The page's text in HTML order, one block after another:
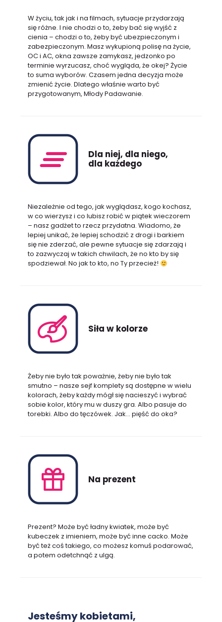
W życiu, tak jak i na filmach, sytuacje przydarzają
się różne. I nie chodzi o to, żeby bać się wyjść z
cienia – chodzi o to, żeby być ubezpieczonym i
zabezpieczonym. Masz wykupioną polisę na życie,
OC i AC, okna zawsze zamykasz, jedzonko po
terminie wyrzucasz, choć wygląda, że okej? Życie
to suma wyborów. Czasem jedna decyzja może
zmienić życie. Dlatego właśnie warto być
przygotowanym, Młody Padawanie.
Dla niej, dla niego,
dla każdego
Niezależnie od tego, jak wyglądasz, kogo kochasz,
w co wierzysz i co lubisz robić w piątek wieczorem
– nasz gadżet to rzecz przydatna. Wiadomo, że
lepiej unikać, że lepiej schodzić z drogi i barkiem
się nie zderzać, ale pewne sytuacje się zdarzają i
to zazwyczaj w takich chwilach, że no kto by się
spodziewał. No jak to kto, no Ty przecież!
Siła w kolorze
Żeby nie było tak poważnie, żeby nie było tak
smutno – nasze sejf komplety są dostępne w wielu
kolorach, żeby każdy mógł się nacieszyć i wybrać
sobie kolor, który mu w duszy gra. Albo pasuje do
torebki. Albo do tęczówek. Jak… pięść do oka?
Na prezent
Prezent? Może być ładny kwiatek, może być
kubeczek z imieniem, może być inne cacko. Może
być też coś takiego, co możesz komuś podarować,
a potem odetchnąć z ulgą.
Jesteśmy kobietami,